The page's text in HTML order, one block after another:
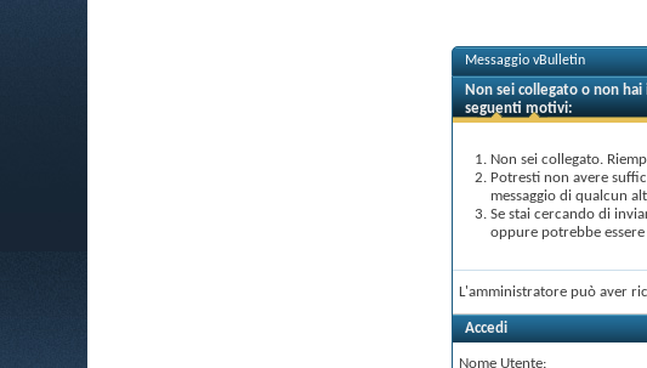
Messaggio vBulletin
Non sei collegato o non
seguenti motivi:
Non sei collegato.
Potresti non avere
messaggio di qualcun
Se stai cercando di
oppure potrebbe
L'amministratore può aver
Accedi
Nome Utente: